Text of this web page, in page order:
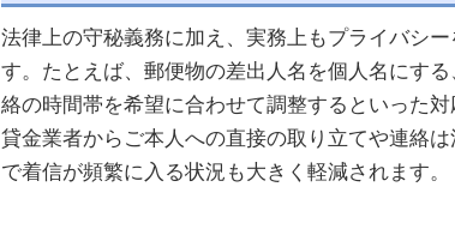
法律上の守秘義務に加え、実務上もプライバシ
す。たとえば、郵便物の差出人名を個人名にす
絡の時間帯を希望に合わせて調整するといった
貸金業者からご本人への直接の取り立てや連絡
で着信が頻繁に入る状況も大きく軽減されます。